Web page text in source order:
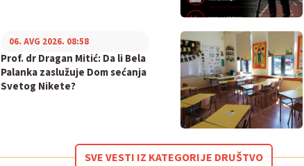
Prof. dr Dragan Mitić: Da li Bela
Palanka zaslužuje Dom sećanja
Svetog Nikete?
06. AVG 2026. 08:58
SVE VESTI IZ KATEGORIJE DRUŠTVO